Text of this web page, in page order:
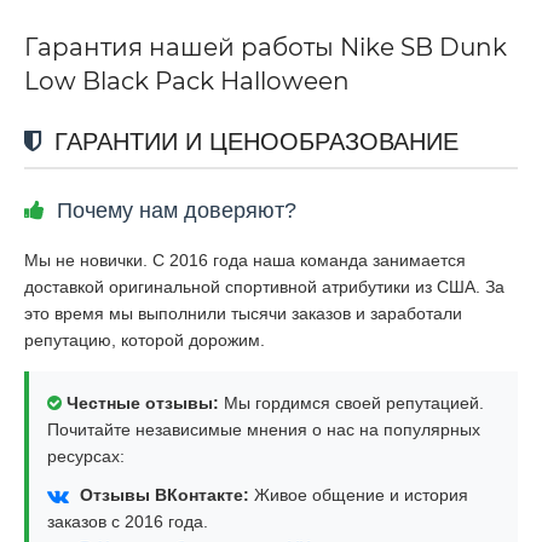
Гарантия нашей работы Nike SB Dunk
Low Black Pack Halloween
ГАРАНТИИ И ЦЕНООБРАЗОВАНИЕ
Почему нам доверяют?
Мы не новички. С 2016 года наша команда занимается
доставкой оригинальной спортивной атрибутики из США. За
это время мы выполнили тысячи заказов и заработали
репутацию, которой дорожим.
Честные отзывы: Мы гордимся своей репутацией.
Почитайте независимые мнения о нас на популярных
ресурсах:
Отзывы ВКонтакте: Живое общение и история
заказов с 2016 года.